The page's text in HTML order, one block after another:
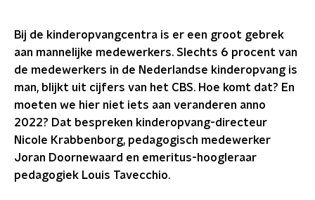
Bij de kinderopvangcentra is er een groot gebrek
aan mannelijke medewerkers. Slechts 6 procent van
de medewerkers in de Nederlandse kinderopvang is
man, blijkt uit cijfers van het CBS. Hoe komt dat? En
moeten we hier niet iets aan veranderen anno
2022? Dat bespreken kinderopvang-directeur
Nicole Krabbenborg, pedagogisch medewerker
Joran Doornewaard en emeritus-hoogleraar
pedagogiek Louis Tavecchio.